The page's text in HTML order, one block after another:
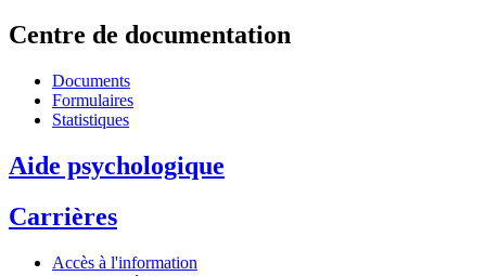
Centre de documentation
Documents
Formulaires
Statistiques
Aide psychologique
Carrières
Accès à l'information